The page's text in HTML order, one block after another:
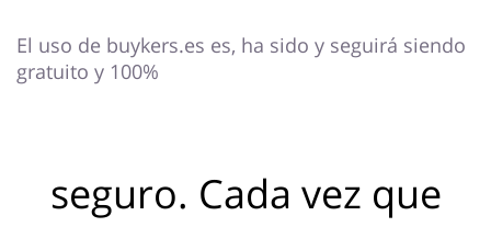
El uso de buykers.es es, ha sido y seguirá siendo
gratuito y 100%
seguro. Cada vez que